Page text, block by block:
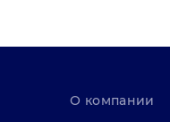
О компании